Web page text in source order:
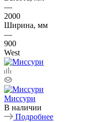
—
2000
Ширина, мм
—
900
West
Миссури
В наличии
Подробнее